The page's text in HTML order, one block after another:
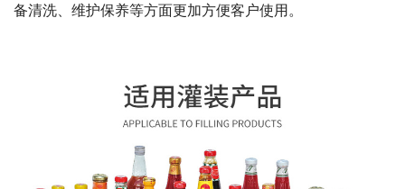
备清洗、维护保养等方面更加方便客户使用。